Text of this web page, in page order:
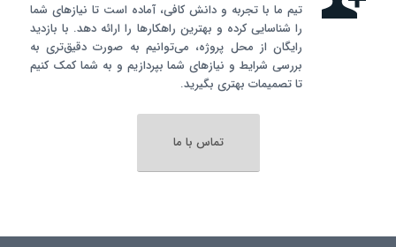
تیم ما با تجربه و دانش کافی، آماده است تا نیازهای شما
را شناسایی کرده و بهترین راهکارها را ارائه دهد. با بازدید
رایگان از محل پروژه، می‌توانیم به صورت دقیق‌تری به
بررسی شرایط و نیازهای شما بپردازیم و به شما کمک کنیم
تا تصمیمات بهتری بگیرید.
تماس با ما